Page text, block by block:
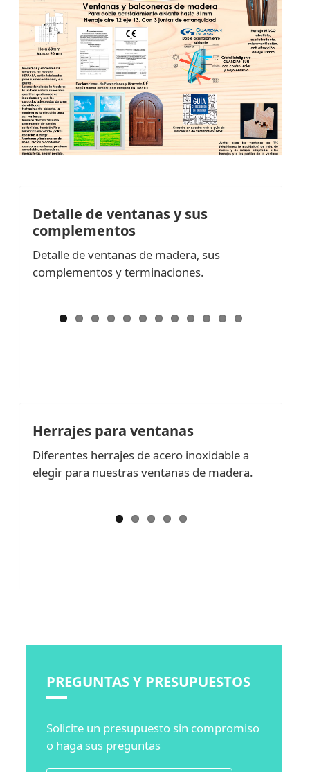
Detalle de ventanas y sus
complementos
Detalle de ventanas de madera, sus
complementos y terminaciones.
Herrajes para ventanas
Diferentes herrajes de acero inoxidable a
elegir para nuestras ventanas de madera.
PREGUNTAS Y PRESUPUESTOS
Solicite un presupuesto sin compromiso
o haga sus preguntas